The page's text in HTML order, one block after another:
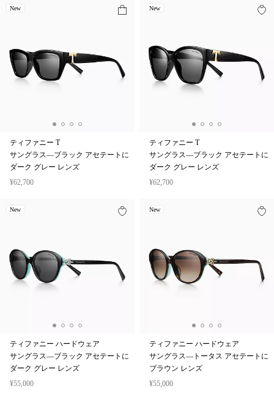
ティファニー T
サングラス—ブラック アセテートに
ダーク グレー レンズ
¥62,700
ティファニー T
サングラス—ブラック アセテートに
ダーク グレー レンズ
¥62,700
ティファニー ハードウェア
サングラス—ブラック アセテートに
ダーク グレー レンズ
¥55,000
ティファニー ハードウェア
サングラス—トータス アセテートに
ブラウン レンズ
¥55,000